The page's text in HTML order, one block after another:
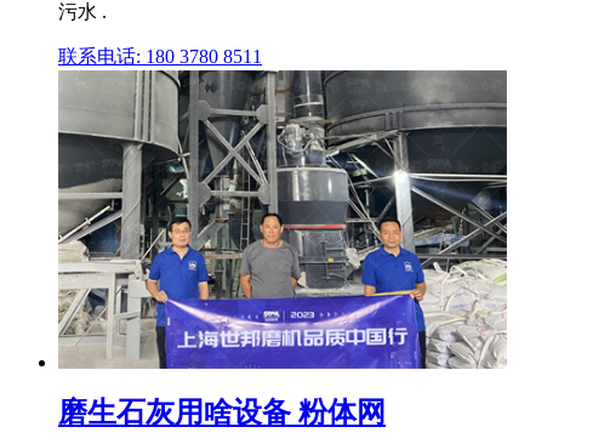
污水 .
联系电话: 180 3780 8511
磨生石灰用啥设备 粉体网